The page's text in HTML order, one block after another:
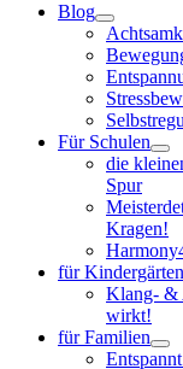
Blog
Für Schulen
die
Spur
Kragen!
für Kindergärten
Klang- &
wirkt!
für Familien